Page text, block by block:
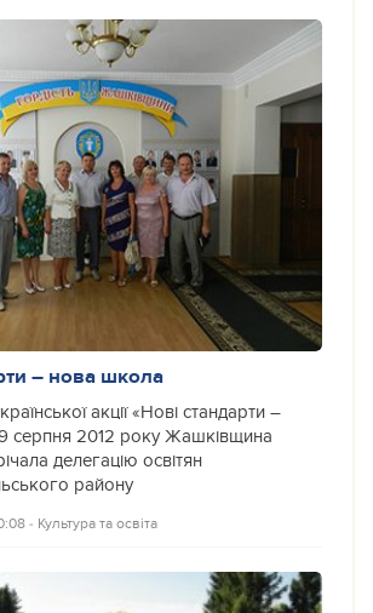
– нова школа
акції «Нові стандарти –
серпня 2012 року Жашківщина
делегацію освітян
району
‐ Культура та освіта